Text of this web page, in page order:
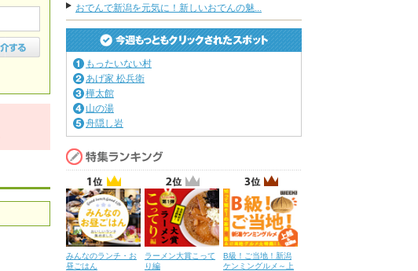
おでんで新潟を元気に！新しいおでんの魅...
もったいない村
あげ家 松兵衛
樺太館
山の湯
舟隠し岩
みんなのランチ・お
昼ごはん
ラーメン大賞こって
り編
B級！ご当地！新潟
ケンミングルメ～上